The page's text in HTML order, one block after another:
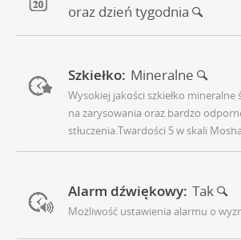
oraz dzień tygodnia
Szkiełko: Mineralne
Wysokiej jakości szkiełko
na zarysowania oraz bardzo
stłuczenia.Twardości 5 w skali
Alarm dźwiękowy: Tak
Możliwość ustawienia alarmu o